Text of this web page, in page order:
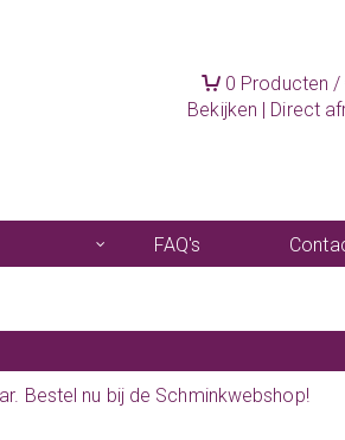
0 Producten /
Bekijken | Direct
FAQ's
Bestel nu bij de Schminkwebshop!